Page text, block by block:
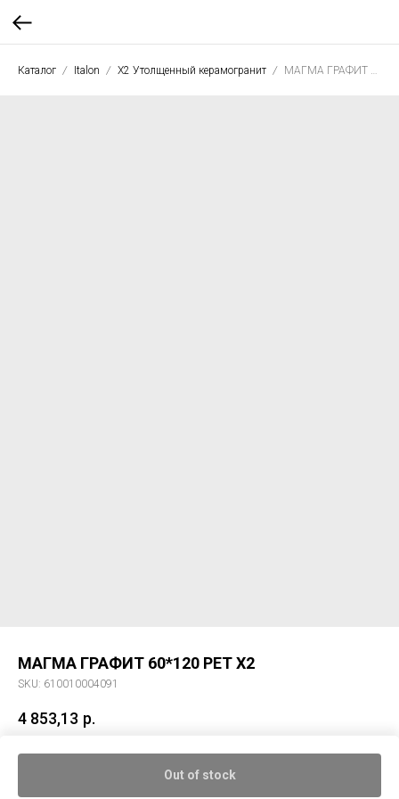
Каталог Italon X2 Утолщенный керамогранит
МАГМА ГРАФИТ 60*120 РЕТ Х2
SKU: 610010004091
4 853,13 р.
Out of stock
Керам. гранит МАГМА ГРАФИТ 60*120 РЕТ Х2